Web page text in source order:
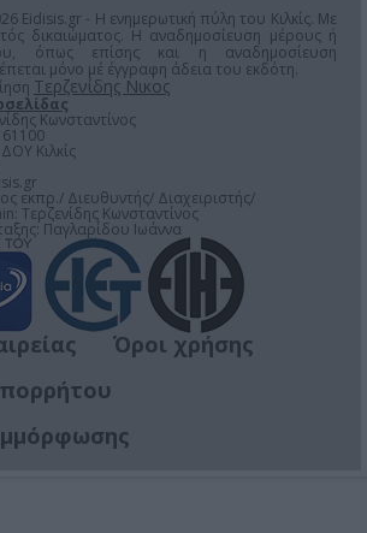
Eidisis.gr - Η ενημερωτική πύλη του Κιλκίς. Με
δικαιώματος. Η αναδημοσίευση μέρους ή
όπως επίσης και η αναδημοσίευση
μόνο μέ έγγραφη άδεια του εκδότη.
Τερζενίδης Νικος
Κωνσταντίνος
61100
Κιλκίς
εκπρ./ Διευθυντής/ Διαχειριστής/
Τερζενίδης Κωνσταντίνος
Παγλαρίδου Ιωάννα
Όροι χρήσης